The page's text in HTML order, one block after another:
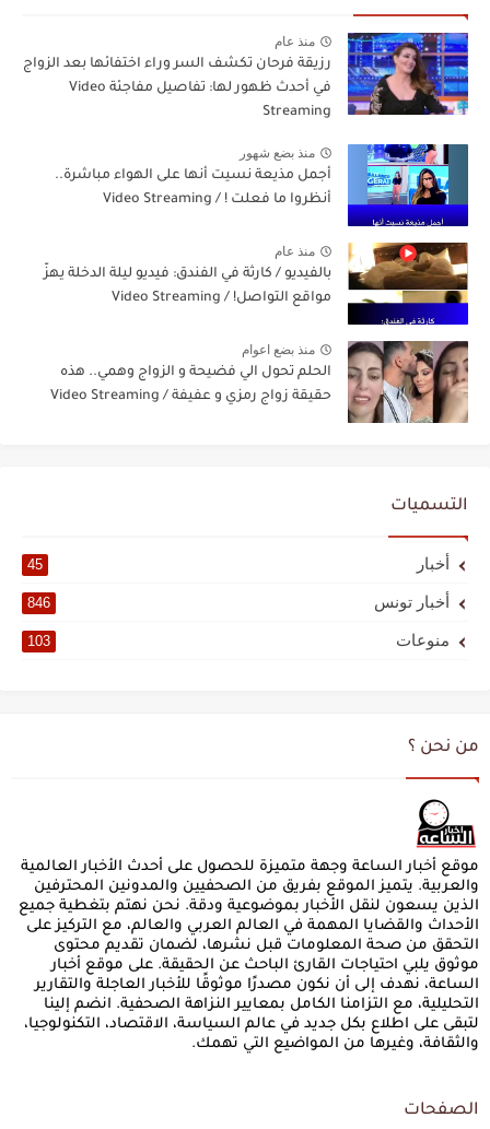
منذ عام
رزيقة فرحان تكشف السر وراء اختفائها بعد الزواج
في أحدث ظهور لها: تفاصيل مفاجئة Video
Streaming
منذ بضع شهور
أجمل مذيعة نسيت أنها على الهواء مباشرة..
أنظروا ما فعلت ! / Video Streaming
منذ عام
بالفيديو / كارثة في الفندق: فيديو ليلة الدخلة يهزّ
مواقع التواصل! / Video Streaming
منذ بضع اعوام
الحلم تحول الي فضيحة و الزواج وهمي.. هذه
حقيقة زواج رمزي و عفيفة / Video Streaming
التسميات
أخبار 45
أخبار تونس 846
منوعات 103
من نحن ؟
موقع أخبار الساعة وجهة متميزة للحصول على أحدث الأخبار العالمية
والعربية. يتميز الموقع بفريق من الصحفيين والمدونين المحترفين
الذين يسعون لنقل الأخبار بموضوعية ودقة. نحن نهتم بتغطية جميع
الأحداث والقضايا المهمة في العالم العربي والعالم، مع التركيز على
التحقق من صحة المعلومات قبل نشرها، لضمان تقديم محتوى
موثوق يلبي احتياجات القارئ الباحث عن الحقيقة. على موقع أخبار
الساعة، نهدف إلى أن نكون مصدرًا موثوقًا للأخبار العاجلة والتقارير
التحليلية، مع التزامنا الكامل بمعايير النزاهة الصحفية. انضم إلينا
لتبقى على اطلاع بكل جديد في عالم السياسة، الاقتصاد، التكنولوجيا،
والثقافة، وغيرها من المواضيع التي تهمك.
الصفحات